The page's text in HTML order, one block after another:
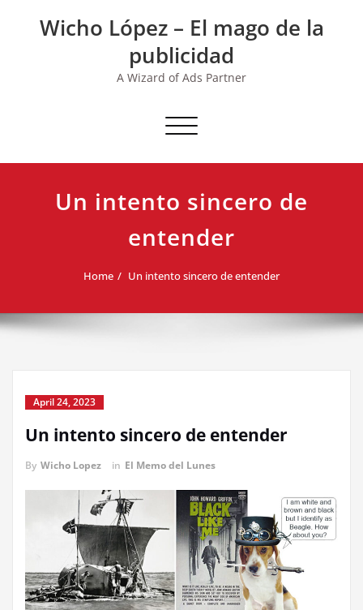
Wicho López – El mago de la
publicidad
A Wizard of Ads Partner
Toggle navigation
Un intento sincero de
entender
Home Un intento sincero de entender
April 24, 2023
Un intento sincero de entender
By Wicho Lopez in El Memo del Lunes